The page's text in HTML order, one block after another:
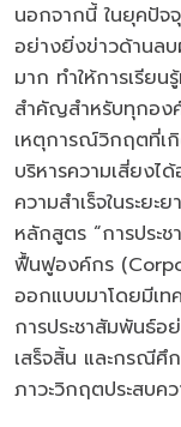
นอกจากนี้ ในยุคปัจ
อย่างยิ่งข่าวด้านล
มาก ทำให้การเรียน
สำคัญสำหรับทุกอง
เหตุการณ์วิกฤตที่เ
บริหารความเสี่ยงไ
ความสำเร็จในระยะย
หลักสูตร “การประ
ฟื้นฟูองค์กร
ออกแบบมาโดยมีเ
การประชาสัมพันธ์
เสร็จสิ้น และกรณีศึ
ภาวะวิกฤตประสบคว